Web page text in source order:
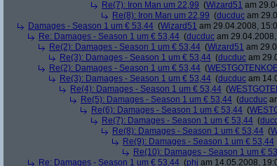
Re(7): Iron Man um 22,99 (Wizard51 am
Re(8): Iron Man um 22,99 (ducduc am
Damages - Season 1 um € 53,44 (Wizard51 am 29.04.2008,
Re: Damages - Season 1 um € 53,44 (ducduc am
Re(2): Damages - Season 1 um € 53,44 (Wizard51 am
Re(3): Damages - Season 1 um € 53,44 (ducduc am
Re(2): Damages - Season 1 um € 53,44 (
Re(3): Damages - Season 1 um € 53,44 (ducduc am
Re(4): Damages - Season 1 um € 53,44 (
Re(5): Damages - Season 1 um € 53,44 (ducduc
Re(6): Damages - Season 1 um € 53,44 (
Re(7): Damages - Season 1 um € 53,44 (
Re(8): Damages - Season 1 um € 53,44 (
Re(9): Damages - Season 1 um € 53,44
Re(10): Damages - Season 1 um €
Re: Damages - Season 1 um € 53,44 (phj am 14.05.2008,